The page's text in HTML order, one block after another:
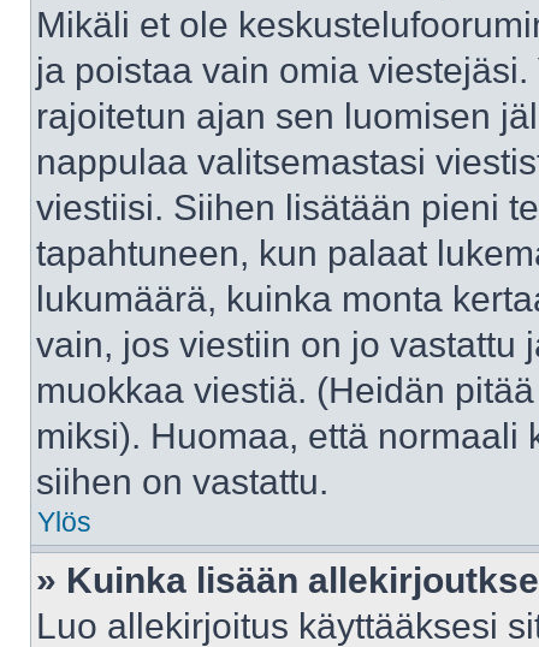
Mikäli et ole
ja poistaa vain omia
rajoitetun ajan sen luomisen
nappulaa valitsemastasi
viestiisi. Siihen lisätään pieni
tapahtuneen, kun palaat
lukumäärä, kuinka monta
vain, jos viestiin on jo vastattu
muokkaa viestiä. (Heidän
miksi). Huomaa, että normaali
siihen on vastattu.
Ylös
» Kuinka lisään
Luo allekirjoitus käyttääksesi